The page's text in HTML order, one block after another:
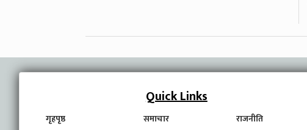
Quick Links
गृहपृष्ठ समाचार
राजनीति